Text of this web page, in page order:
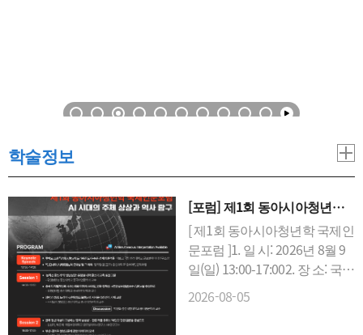
학술정보
[포럼] 제1회 동아시아청년학
국제인문포럼 개최(중산대학
공동주최/2026. 8. 9.)
[ 제1회 동아시아청년학 국제인
문포럼 ]1. 일 시: 2026년 8월 9
일(일) 13:00-17:002. 장 소: 국립
부경대학교 인문사회·경영관
509호3. 주 제: AI 시대의 주체
2026-08-05